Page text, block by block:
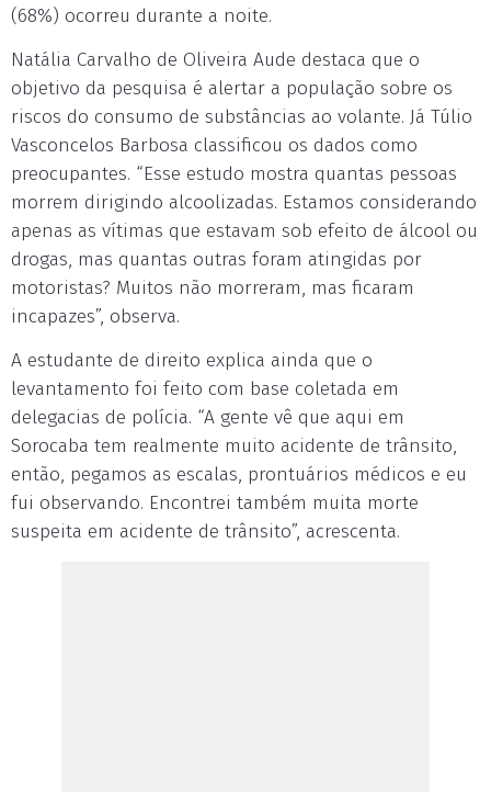
(68%) ocorreu durante a noite.
Natália Carvalho de Oliveira Aude destaca que o
objetivo da pesquisa é alertar a população sobre os
riscos do consumo de substâncias ao volante. Já Túlio
Vasconcelos Barbosa classificou os dados como
preocupantes. “Esse estudo mostra quantas pessoas
morrem dirigindo alcoolizadas. Estamos considerando
apenas as vítimas que estavam sob efeito de álcool ou
drogas, mas quantas outras foram atingidas por
motoristas? Muitos não morreram, mas ficaram
incapazes”, observa.
A estudante de direito explica ainda que o
levantamento foi feito com base coletada em
delegacias de polícia. “A gente vê que aqui em
Sorocaba tem realmente muito acidente de trânsito,
então, pegamos as escalas, prontuários médicos e eu
fui observando. Encontrei também muita morte
suspeita em acidente de trânsito”, acrescenta.